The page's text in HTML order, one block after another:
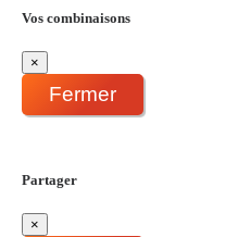
Vos combinaisons
×
Fermer
Partager
×